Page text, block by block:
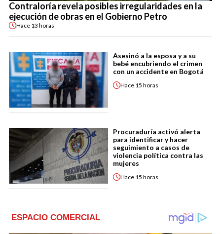
Contraloría revela posibles irregularidades en la
ejecución de obras en el Gobierno Petro
Hace 13 horas
Asesinó a la esposa y a su
bebé encubriendo el crimen
con un accidente en Bogotá
Hace 15 horas
Procuraduría activó alerta
para identificar y hacer
seguimiento a casos de
violencia política contra las
mujeres
Hace 15 horas